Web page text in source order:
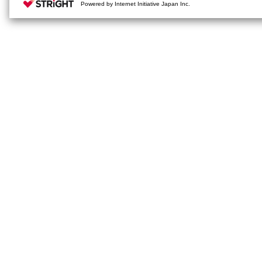
Powered by Internet Initiative Japan Inc.